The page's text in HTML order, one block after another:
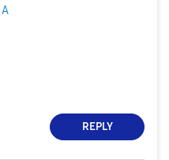
جالاكسى A
REPLY